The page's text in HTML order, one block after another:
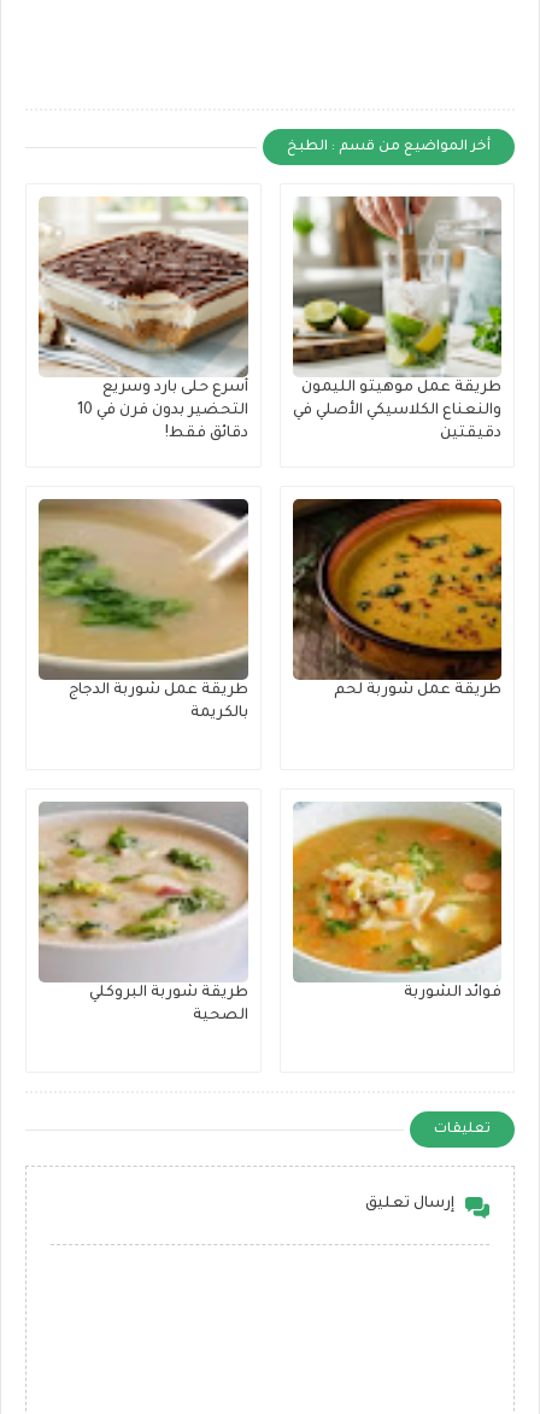
أخر المواضيع من قسم : الطبخ
طريقة عمل موهيتو الليمون
والنعناع الكلاسيكي الأصلي في
دقيقتين
أسرع حلى بارد وسريع
التحضير بدون فرن في 10
دقائق فقط!
طريقة عمل شوربة لحم
طريقة عمل شوربة الدجاج
بالكريمة
فوائد الشوربة
طريقة شوربة البروكلي
الصحية
تعليقات
إرسال تعليق